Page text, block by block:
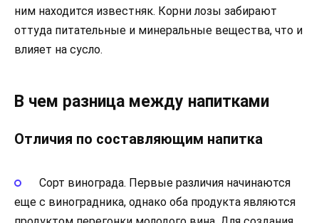
ним находится известняк. Корни лозы забирают
оттуда питательные и минеральные вещества, что и
влияет на сусло.
В чем разница между напитками
Отличия по составляющим напитка
Сорт винограда. Первые различия начинаются
еще с виноградника, однако оба продукта являются